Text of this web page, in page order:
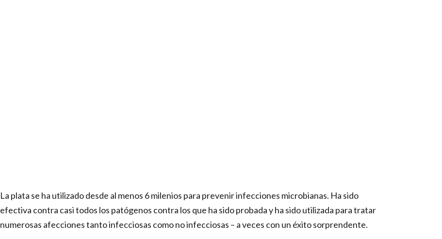
La plata se ha utilizado desde al menos 6 milenios para prevenir infecciones microbianas. Ha sido
efectiva contra casi todos los patógenos contra los que ha sido probada y ha sido utilizada para tratar
numerosas afecciones tanto infecciosas como no infecciosas – a veces con un éxito sorprendente.